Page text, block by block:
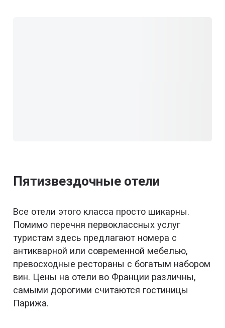
Пятизвездочные отели
Все отели этого класса просто шикарны.
Помимо перечня первоклассных услуг
туристам здесь предлагают номера с
антикварной или современной мебелью,
превосходные рестораны с богатым набором
вин. Цены на отели во Франции различны,
самыми дорогими считаются гостиницы
Парижа.